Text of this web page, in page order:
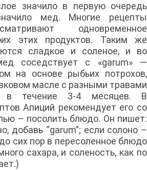
значило в первую очередь
мед. Многие рецепты
одновременное
этих продуктов. Таким же
сладкое и соленое, и во
соседствует с «garum» —
на основе рыбьих потрохов,
масле с разными травами
в течение 3-4 месяцев. В
Апиций рекомендует его со
– посолить блюдо. Он пишет:
добавь “garum”; если солоно –
сих пор в пересоленное блюдо
сахара, и соленость, как по